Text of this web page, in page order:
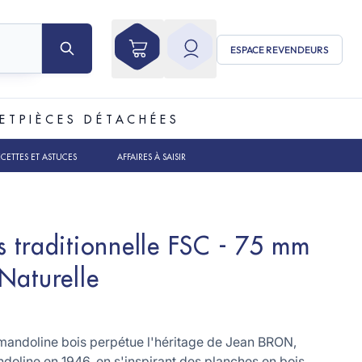
ESPACE REVENDEURS
PIÈCES DÉTACHÉES
ET ASTUCES AFFAIRES À SAISIR
traditionnelle FSC - 75 mm
bois perpétue l'héritage de Jean BRON,